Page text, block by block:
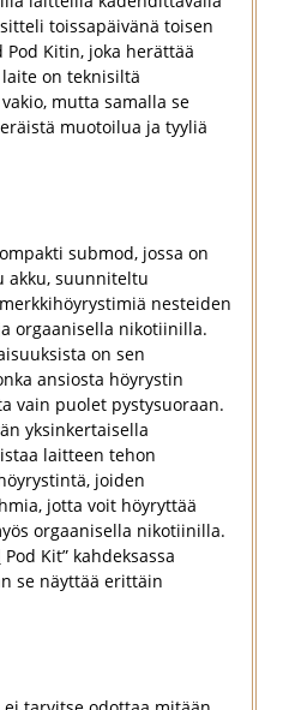
toissapäivänä toisen
Kitin, joka herättää
on teknisiltä
mutta samalla se
muotoilua ja tyyliä
submod, jossa on
akku, suunniteltu
nesteiden
orgaanisella nikotiinilla.
on sen
ansiosta höyrystin
vain puolet pystysuoraan.
yksinkertaisella
laitteen tehon
joiden
jotta voit höyryttää
orgaanisella nikotiinilla.
Pod Kit” kahdeksassa
se näyttää erittäin